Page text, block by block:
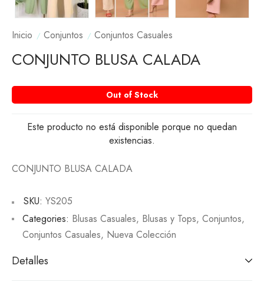
Inicio Conjuntos Conjuntos Casuales
CONJUNTO BLUSA CALADA
Out of Stock
Este producto no está disponible porque no quedan
existencias.
CONJUNTO BLUSA CALADA
SKU: YS205
Categories: Blusas Casuales, Blusas y Tops, Conjuntos,
Conjuntos Casuales, Nueva Colección
Detalles